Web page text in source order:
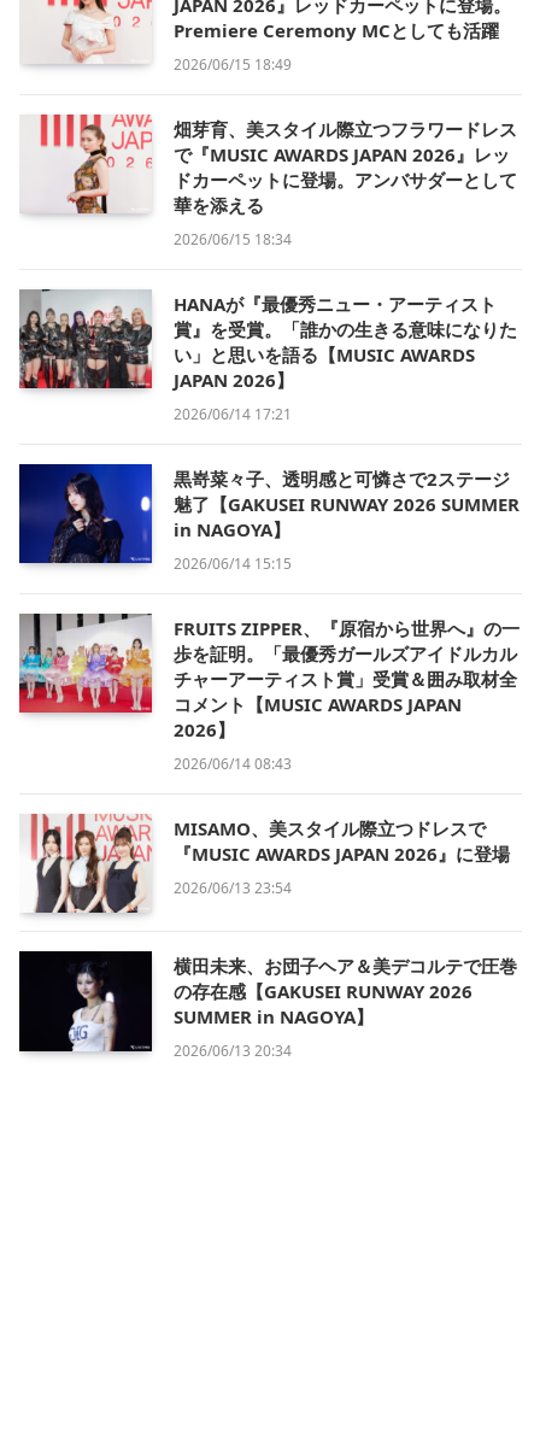
Premiere Ceremony MCとしても活躍
2026/06/15 18:49
畑芽育、美スタイル際立つフラワードレス
で『MUSIC AWARDS JAPAN 2026』レッ
ドカーペットに登場。アンバサダーとして
華を添える
2026/06/15 18:34
HANAが『最優秀ニュー・アーティスト
賞』を受賞。「誰かの生きる意味になりた
い」と思いを語る【MUSIC AWARDS
JAPAN 2026】
2026/06/14 17:21
黒嵜菜々子、透明感と可憐さで2ステージ
魅了【GAKUSEI RUNWAY 2026 SUMMER
in NAGOYA】
2026/06/14 15:15
FRUITS ZIPPER、『原宿から世界へ』の一
歩を証明。「最優秀ガールズアイドルカル
チャーアーティスト賞」受賞＆囲み取材全
コメント【MUSIC AWARDS JAPAN
2026】
2026/06/14 08:43
MISAMO、美スタイル際立つドレスで
『MUSIC AWARDS JAPAN 2026』に登場
2026/06/13 23:54
横田未来、お団子ヘア＆美デコルテで圧巻
の存在感【GAKUSEI RUNWAY 2026
SUMMER in NAGOYA】
2026/06/13 20:34